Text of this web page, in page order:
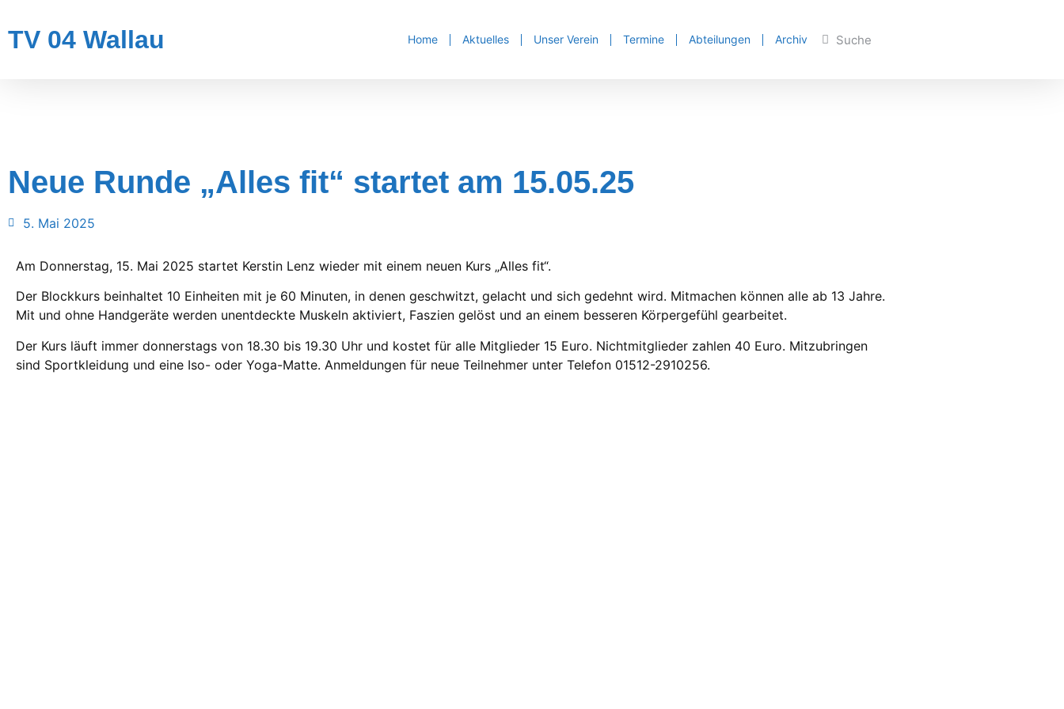
TV 04 Wallau Home Aktuelles Unser Verein Termine Abteilungen Archiv
Neue Runde „Alles fit“ startet am 15.05.25
5. Mai 2025
Am Donnerstag, 15. Mai 2025 startet Kerstin Lenz wieder mit einem neuen Kurs „Alles fit“.
Der Blockkurs beinhaltet 10 Einheiten mit je 60 Minuten, in denen geschwitzt, gelacht und sich gedehnt wird. Mitmachen können alle ab 13 Jahre.
Mit und ohne Handgeräte werden unentdeckte Muskeln aktiviert, Faszien gelöst und an einem besseren Körpergefühl gearbeitet.
Der Kurs läuft immer donnerstags von 18.30 bis 19.30 Uhr und kostet für alle Mitglieder 15 Euro. Nichtmitglieder zahlen 40 Euro. Mitzubringen
sind Sportkleidung und eine Iso- oder Yoga-Matte. Anmeldungen für neue Teilnehmer unter Telefon 01512-2910256.